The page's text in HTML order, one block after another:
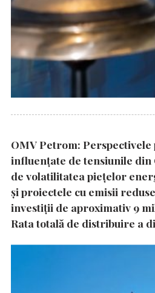
OMV Petrom: Perspectivele
influențate de tensiunile
de volatilitatea piețelor
și proiectele cu emisii
investiții de aproximativ 9
Rata totală de distribuire a